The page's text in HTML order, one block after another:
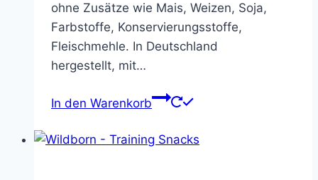
ohne Zusätze wie Mais, Weizen, Soja,
Farbstoffe, Konservierungsstoffe,
Fleischmehle. In Deutschland
hergestellt, mit…
In den Warenkorb